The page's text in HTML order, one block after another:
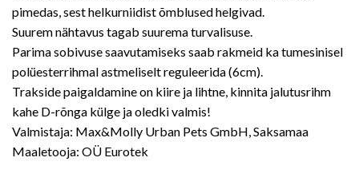
pimedas, sest helkurniidist õmblused helgivad.
Suurem nähtavus tagab suurema turvalisuse.
Parima sobivuse saavutamiseks saab rakmeid ka tumesinisel
polüesterrihmal astmeliselt reguleerida (6cm).
Trakside paigaldamine on kiire ja lihtne, kinnita jalutusrihm
kahe D-rõnga külge ja oledki valmis!
Valmistaja: Max&Molly Urban Pets GmbH, Saksamaa
Maaletooja: OÜ Eurotek